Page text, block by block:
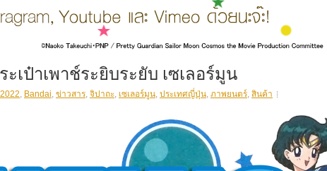
เป๋าเพาช์ระยิบระยับ เซเลอร์มูน
2022, Bandai, ข่าวสาร, จิปาถะ, เซเลอร์มูน, ประเทศญี่ปุ่น, ภาพยนตร์, สินค้า